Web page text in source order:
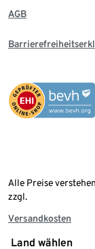
AGB
Alle Preise
zzgl.
Versandkosten
Land wählen